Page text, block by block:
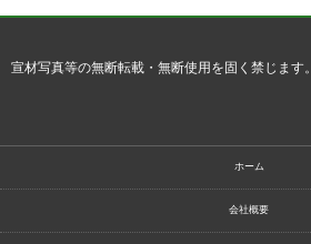
宣材写真等の無断転載・無断使用を固く禁じます。
ホーム
会社概要